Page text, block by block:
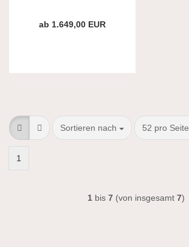
ab 1.649,00 EUR
Sortieren nach
Sortieren nach 52 pro Seite
pro Seite
1
1 bis 7 (von insgesamt 7)